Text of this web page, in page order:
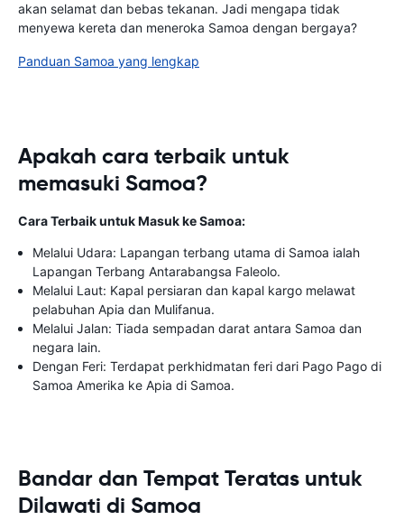
akan selamat dan bebas tekanan. Jadi mengapa tidak
menyewa kereta dan meneroka Samoa dengan bergaya?
Panduan Samoa yang lengkap
Apakah cara terbaik untuk
memasuki Samoa?
Cara Terbaik untuk Masuk ke Samoa:
Melalui Udara: Lapangan terbang utama di Samoa ialah
Lapangan Terbang Antarabangsa Faleolo.
Melalui Laut: Kapal persiaran dan kapal kargo melawat
pelabuhan Apia dan Mulifanua.
Melalui Jalan: Tiada sempadan darat antara Samoa dan
negara lain.
Dengan Feri: Terdapat perkhidmatan feri dari Pago Pago di
Samoa Amerika ke Apia di Samoa.
Bandar dan Tempat Teratas untuk
Dilawati di Samoa